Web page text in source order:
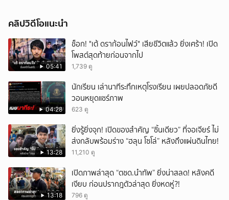
คลิปวิดีโอแนะนำ
05:41
ช็อก! "เต้ ดราก้อนไฟว์" เสียชีวิตแล้ว ยิ่งเศร้า! เปิด
โพสต์สุดท้ายก่อนจากไป
1,739 ดู
04:28
นักเรียน เล่านาทีระทึกเหตุโรงเรียน เผยปลอดภัยดี
วอนหยุดแชร์ภาพ
623 ดู
13:28
ยิ่งรู้ยิ่งจุก! เปิดของสำคัญ “ชิ้นเดียว” ที่จอเจียร์ ไม่
ส่งกลับพร้อมร่าง “ฮลุน โซโล่” หลังถึงแผ่นดินไทย!
11,210 ดู
13:18
เปิดภาพล่าสุด “ตชด.นำทัพ” ยิ่งน่าสลด! หลังคดี
เงียบ ก่อนปรากฎตัวล่าสุด ยิ่งหดหู่?!
796 ดู